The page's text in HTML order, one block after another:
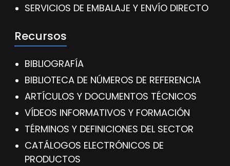
SERVICIOS DE EMBALAJE Y ENVÍO DIRECTO
Recursos
BIBLIOGRAFÍA
BIBLIOTECA DE NÚMEROS DE REFERENCIA
ARTÍCULOS Y DOCUMENTOS TÉCNICOS
VÍDEOS INFORMATIVOS Y FORMACIÓN
TÉRMINOS Y DEFINICIONES DEL SECTOR
CATÁLOGOS ELECTRÓNICOS DE
PRODUCTOS